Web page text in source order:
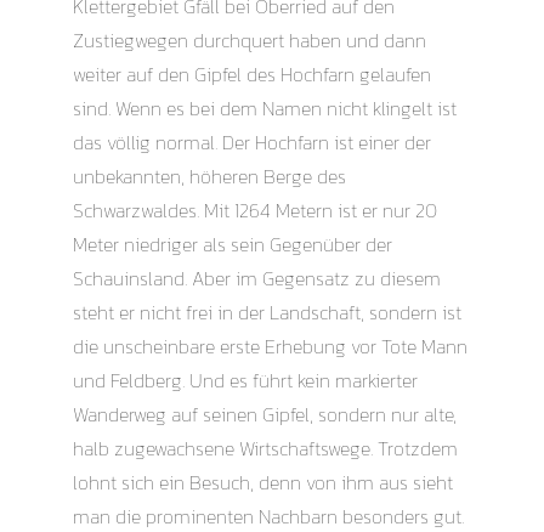
Zustiegwegen durchquert haben und dann
weiter auf den Gipfel des Hochfarn gelaufen
sind. Wenn es bei dem Namen nicht klingelt ist
das völlig normal. Der Hochfarn ist einer der
unbekannten, höheren Berge des
Schwarzwaldes. Mit 1264 Metern ist er nur 20
Meter niedriger als sein Gegenüber der
Schauinsland. Aber im Gegensatz zu diesem
steht er nicht frei in der Landschaft, sondern ist
die unscheinbare erste Erhebung vor Tote Mann
und Feldberg. Und es führt kein markierter
Wanderweg auf seinen Gipfel, sondern nur alte,
halb zugewachsene Wirtschaftswege. Trotzdem
lohnt sich ein Besuch, denn von ihm aus sieht
man die prominenten Nachbarn besonders gut.